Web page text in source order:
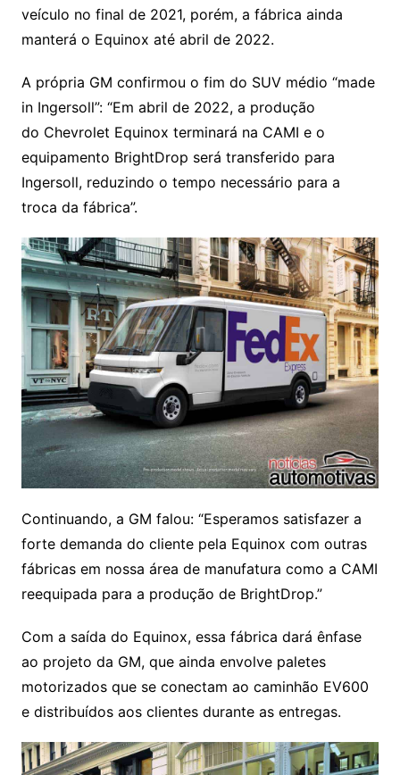
veículo no final de 2021, porém, a fábrica ainda
manterá o Equinox até abril de 2022.
A própria GM confirmou o fim do SUV médio “made
in Ingersoll”: “Em abril de 2022, a produção
do Chevrolet Equinox terminará na CAMI e o
equipamento BrightDrop será transferido para
Ingersoll, reduzindo o tempo necessário para a
troca da fábrica”.
Continuando, a GM falou: “Esperamos satisfazer a
forte demanda do cliente pela Equinox com outras
fábricas em nossa área de manufatura como a CAMI
reequipada para a produção de BrightDrop.”
Com a saída do Equinox, essa fábrica dará ênfase
ao projeto da GM, que ainda envolve paletes
motorizados que se conectam ao caminhão EV600
e distribuídos aos clientes durante as entregas.